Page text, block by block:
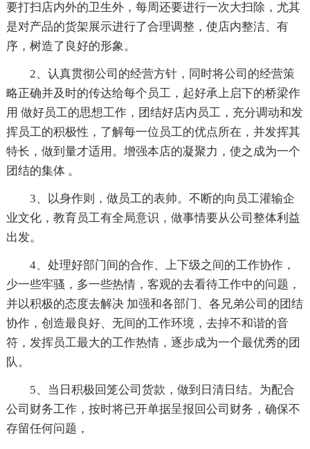
要打扫店内外的卫生外，每周还要进行一次大扫除，尤其
是对产品的货架展示进行了合理调整，使店内整洁、有
序，树造了良好的形象。
2、认真贯彻公司的经营方针，同时将公司的经营策
略正确并及时的传达给每个员工，起好承上启下的桥梁作
用 做好员工的思想工作，团结好店内员工，充分调动和发
挥员工的积极性，了解每一位员工的优点所在，并发挥其
特长，做到量才适用。增强本店的凝聚力，使之成为一个
团结的集体 。
3、以身作则，做员工的表帅。不断的向员工灌输企
业文化，教育员工有全局意识，做事情要从公司整体利益
出发。
4、处理好部门间的合作、上下级之间的工作协作，
少一些牢骚，多一些热情，客观的去看待工作中的问题，
并以积极的态度去解决 加强和各部门、各兄弟公司的团结
协作，创造最良好、无间的工作环境，去掉不和谐的音
符，发挥员工最大的工作热情，逐步成为一个最优秀的团
队。
5、当日积极回笼公司货款，做到日清日结。为配合
公司财务工作，按时将已开单据呈报回公司财务，确保不
存留任何问题，